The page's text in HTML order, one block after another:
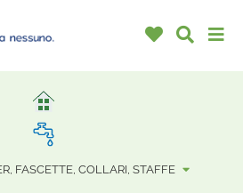
FASCETTE, COLLARI, STAFFE